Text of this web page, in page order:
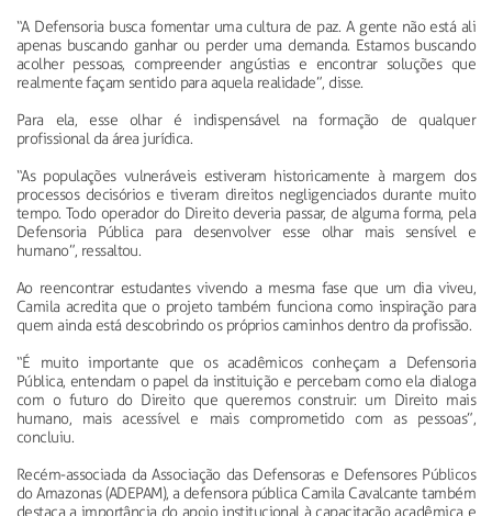
“A Defensoria busca fomentar uma cultura de paz. A gente não está ali
apenas buscando ganhar ou perder uma demanda. Estamos buscando
acolher pessoas, compreender angústias e encontrar soluções que
realmente façam sentido para aquela realidade”, disse.
Para ela, esse olhar é indispensável na formação de qualquer
profissional da área jurídica.
“As populações vulneráveis estiveram historicamente à margem dos
processos decisórios e tiveram direitos negligenciados durante muito
tempo. Todo operador do Direito deveria passar, de alguma forma, pela
Defensoria Pública para desenvolver esse olhar mais sensível e
humano”, ressaltou.
Ao reencontrar estudantes vivendo a mesma fase que um dia viveu,
Camila acredita que o projeto também funciona como inspiração para
quem ainda está descobrindo os próprios caminhos dentro da profissão.
“É muito importante que os acadêmicos conheçam a Defensoria
Pública, entendam o papel da instituição e percebam como ela dialoga
com o futuro do Direito que queremos construir: um Direito mais
humano, mais acessível e mais comprometido com as pessoas”,
concluiu.
Recém-associada da Associação das Defensoras e Defensores Públicos
do Amazonas (ADEPAM), a defensora pública Camila Cavalcante também
destaca a importância do apoio institucional à capacitação acadêmica e